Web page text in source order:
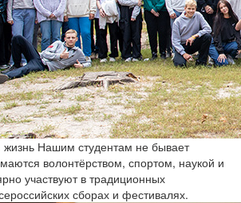
жизнь Нашим студентам не бывает
волонтёрством, спортом, наукой и
участвуют в традиционных
сборах и фестивалях.